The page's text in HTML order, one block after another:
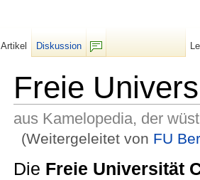
Freie
aus Kamelopedia, der
(Weitergeleitet von FU
Die Freie Universität
Artikel
Diskussion